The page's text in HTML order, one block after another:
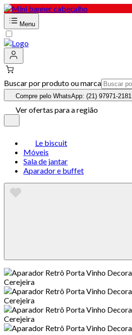
Menu
Buscar por produto ou marca
Compre pelo WhatsApp: (21) 97971-2181
Ver ofertas para a região
Le biscuit
Móveis
Sala de jantar
Aparador e buffet